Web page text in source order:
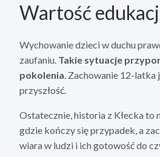
Wartość
Wychowanie dzieci w duchu
zaufaniu. Takie sytuacje
pokolenia. Zachowanie 12-latka
przyszłość.
Ostatecznie, historia z Kłecka to
gdzie kończy się przypadek, a
wiara w ludzi i ich gotowość do